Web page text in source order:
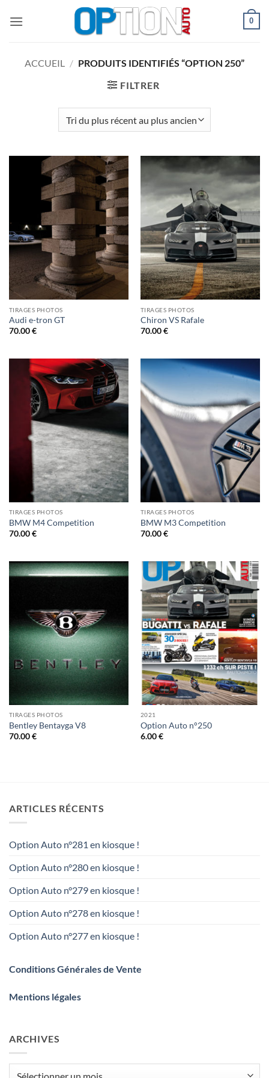
0
ACCUEIL / PRODUITS IDENTIFIÉS “OPTION 250”
FILTRER
TIRAGES PHOTOS
Audi e-tron GT
70.00€
TIRAGES PHOTOS
Chiron VS Rafale
70.00€
TIRAGES PHOTOS
BMW M4 Competition
70.00€
TIRAGES PHOTOS
BMW M3 Competition
70.00€
TIRAGES PHOTOS
Bentley Bentayga V8
70.00€
2021
Option Auto n°250
6.00€
ARTICLES RÉCENTS
Option Auto n°281 en kiosque !
Option Auto n°280 en kiosque !
Option Auto n°279 en kiosque !
Option Auto n°278 en kiosque !
Option Auto n°277 en kiosque !
Conditions Générales de Vente
Mentions légales
ARCHIVES